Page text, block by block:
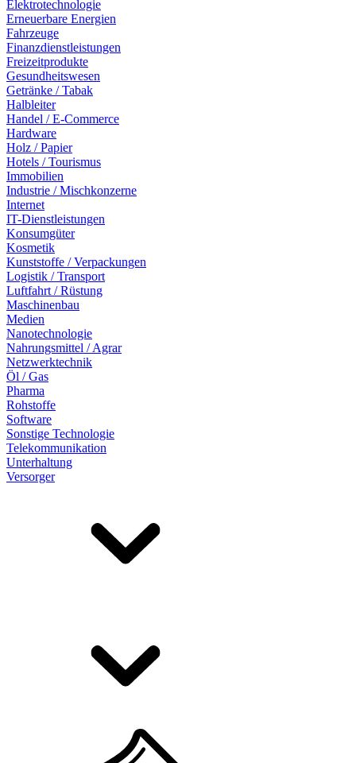
Elektrotechnologie
Erneuerbare Energien
Fahrzeuge
Finanzdienstleistungen
Freizeitprodukte
Gesundheitswesen
Getränke / Tabak
Halbleiter
Handel / E-Commerce
Hardware
Holz / Papier
Hotels / Tourismus
Immobilien
Industrie / Mischkonzerne
Internet
IT-Dienstleistungen
Konsumgüter
Kosmetik
Kunststoffe / Verpackungen
Logistik / Transport
Luftfahrt / Rüstung
Maschinenbau
Medien
Nanotechnologie
Nahrungsmittel / Agrar
Netzwerktechnik
Öl / Gas
Pharma
Rohstoffe
Software
Sonstige Technologie
Telekommunikation
Unterhaltung
Versorger